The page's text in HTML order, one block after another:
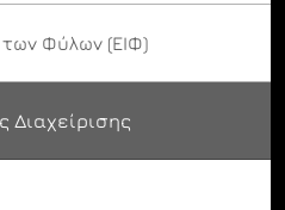
Φύλων (ΕΙΦ)
Διαχείρισης